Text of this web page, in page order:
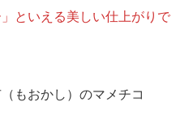
といえる美しい仕上がりで
もおかし）のマメチコ